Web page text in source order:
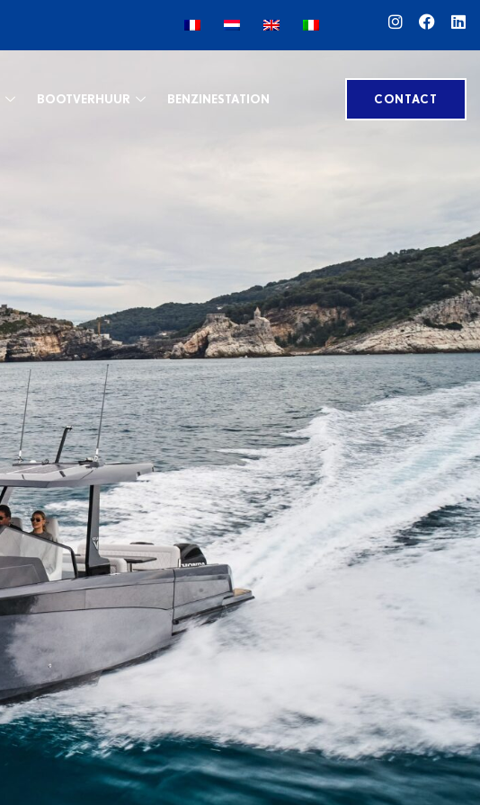
BOOTVERHUUR BENZINESTATION CONTACT